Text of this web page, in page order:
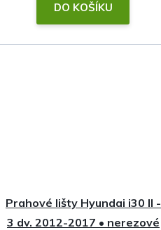
DO KOŠÍKU
Prahové lišty Hyundai i30 II -
3 dv. 2012-2017 • nerezové